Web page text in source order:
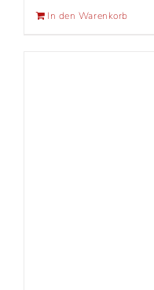
In den Warenkorb